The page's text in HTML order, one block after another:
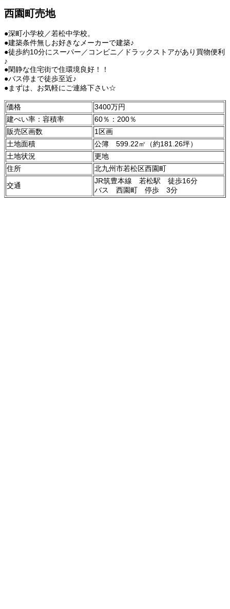
西園町売地
●深町小学校／若松中学校。
●建築条件無しお好きなメーカーで建築♪
●徒歩約10分にスーパー／コンビニ／ドラックストアがあり買物便利
♪
●閑静な住宅街で住環境良好！！
●バス停まで徒歩至近♪
●まずは、お気軽にご連絡下さい☆
価格
3400万円
建ぺい率：容積率
60％：200％
販売区画数
1区画
土地面積
公簿 599.22㎡（約181.26坪）
土地状況
更地
住所
北九州市若松区西園町
交通
JR筑豊本線 若松駅 徒歩16分
バス 西園町 停歩 3分